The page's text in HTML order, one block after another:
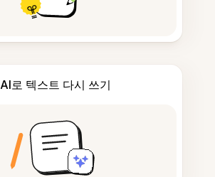
AI로 텍스트 다시 쓰기